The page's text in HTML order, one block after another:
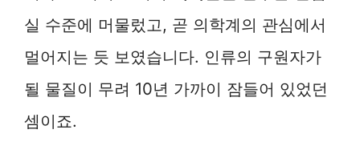
실 수준에 머물렀고, 곧 의학계의 관심에서
멀어지는 듯 보였습니다. 인류의 구원자가
될 물질이 무려 10년 가까이 잠들어 있었던
셈이죠.